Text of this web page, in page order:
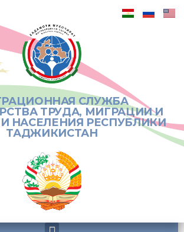
СЛУЖБА
ТРУДА, МИГРАЦИИ И
НАСЕЛЕНИЯ РЕСПУБЛИКИ
ТАДЖИКИСТАН